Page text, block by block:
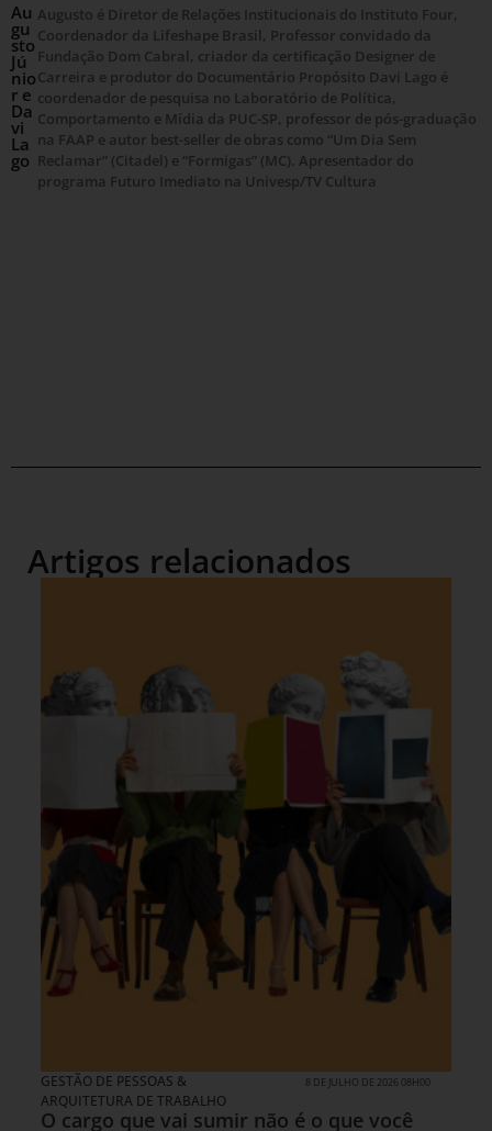
Au
gu
sto
Jú
nio
r e
Da
vi
La
go
Augusto é Diretor de Relações Institucionais do Instituto Four,
Coordenador da Lifeshape Brasil, Professor convidado da
Fundação Dom Cabral, criador da certificação Designer de
Carreira e produtor do Documentário Propósito Davi Lago é
coordenador de pesquisa no Laboratório de Política,
Comportamento e Mídia da PUC-SP, professor de pós-graduação
na FAAP e autor best-seller de obras como “Um Dia Sem
Reclamar” (Citadel) e “Formigas” (MC). Apresentador do
programa Futuro Imediato na Univesp/TV Cultura
Artigos relacionados
GESTÃO DE PESSOAS &
ARQUITETURA DE TRABALHO
8 DE JULHO DE 2026 08H00
O cargo que vai sumir não é o que você